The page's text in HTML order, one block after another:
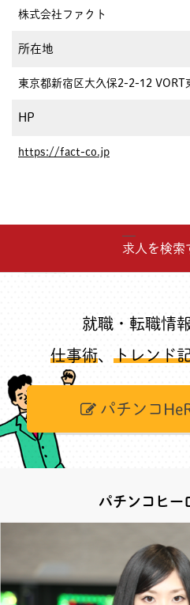
株式会社ファクト
所在地
東京都新宿区大久保2-2-12 VORT
HP
https://fact-co.jp
求人を検索
就職・転職情
仕事術、 トレンド
パチンコ
パチンコヒー